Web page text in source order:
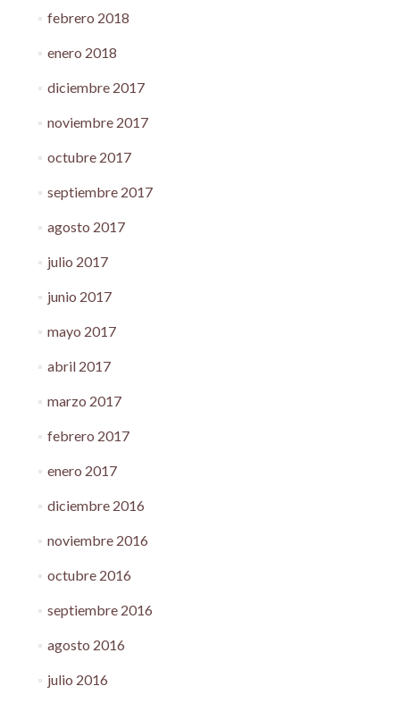
febrero 2018
enero 2018
diciembre 2017
noviembre 2017
octubre 2017
septiembre 2017
agosto 2017
julio 2017
junio 2017
mayo 2017
abril 2017
marzo 2017
febrero 2017
enero 2017
diciembre 2016
noviembre 2016
octubre 2016
septiembre 2016
agosto 2016
julio 2016